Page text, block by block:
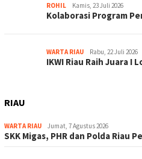
ROHIL Kamis, 23 Juli 2026
Kolaborasi Program
WARTA RIAU Rabu, 22 Juli 2026
IKWI Riau Raih Juara I
RIAU
WARTA RIAU Jumat, 7 Agustus 2026
SKK Migas, PHR dan Polda Riau